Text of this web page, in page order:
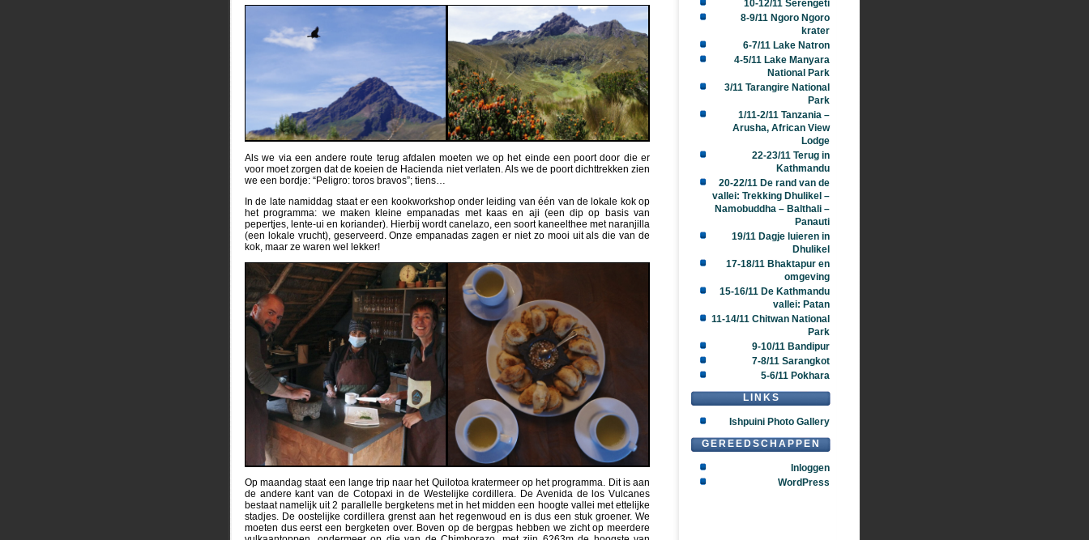
Als we via een andere route terug afdalen moeten we op het einde een poort door die er
voor moet zorgen dat de koeien de Hacienda niet verlaten. Als we de poort dichttrekken zien
we een bordje: “Peligro: toros bravos”; tiens…
In de late namiddag staat er een kookworkshop onder leiding van één van de lokale kok op
het programma: we maken kleine empanadas met kaas en aji (een dip op basis van
pepertjes, lente-ui en koriander). Hierbij wordt canelazo, een soort kaneelthee met naranjilla
(een lokale vrucht), geserveerd. Onze empanadas zagen er niet zo mooi uit als die van de
kok, maar ze waren wel lekker!
Op maandag staat een lange trip naar het Quilotoa kratermeer op het programma. Dit is aan
de andere kant van de Cotopaxi in de Westelijke cordillera. De Avenida de los Vulcanes
bestaat namelijk uit 2 parallelle bergketens met in het midden een hoogte vallei met ettelijke
stadjes. De oostelijke cordillera grenst aan het regenwoud en is dus een stuk groener. We
moeten dus eerst een bergketen over. Boven op de bergpas hebben we zicht op meerdere
10-12/11 Serengeti
8-9/11 Ngoro Ngoro
krater
6-7/11 Lake Natron
4-5/11 Lake Manyara
National Park
3/11 Tarangire National
Park
1/11-2/11 Tanzania –
Arusha, African View
Lodge
22-23/11 Terug in
Kathmandu
20-22/11 De rand van de
vallei: Trekking Dhulikel –
Namobuddha – Balthali –
Panauti
19/11 Dagje luieren in
Dhulikel
17-18/11 Bhaktapur en
omgeving
15-16/11 De Kathmandu
vallei: Patan
11-14/11 Chitwan National
Park
9-10/11 Bandipur
7-8/11 Sarangkot
5-6/11 Pokhara
LINKS
Ishpuini Photo Gallery
GEREEDSCHAPPEN
Inloggen
WordPress